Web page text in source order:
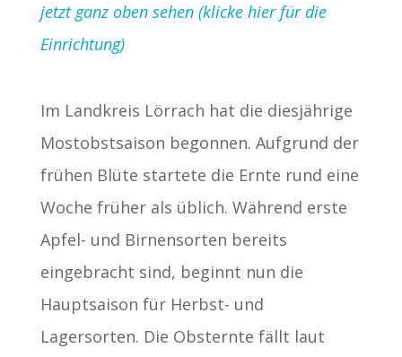
jetzt ganz oben sehen (klicke hier für die
Einrichtung)
Im Landkreis Lörrach hat die diesjährige
Mostobstsaison begonnen. Aufgrund der
frühen Blüte startete die Ernte rund eine
Woche früher als üblich. Während erste
Apfel- und Birnensorten bereits
eingebracht sind, beginnt nun die
Hauptsaison für Herbst- und
Lagersorten. Die Obsternte fällt laut